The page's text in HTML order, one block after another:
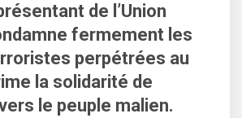
de l’Union
fermement les
perpétrées au
la solidarité de
le peuple malien.